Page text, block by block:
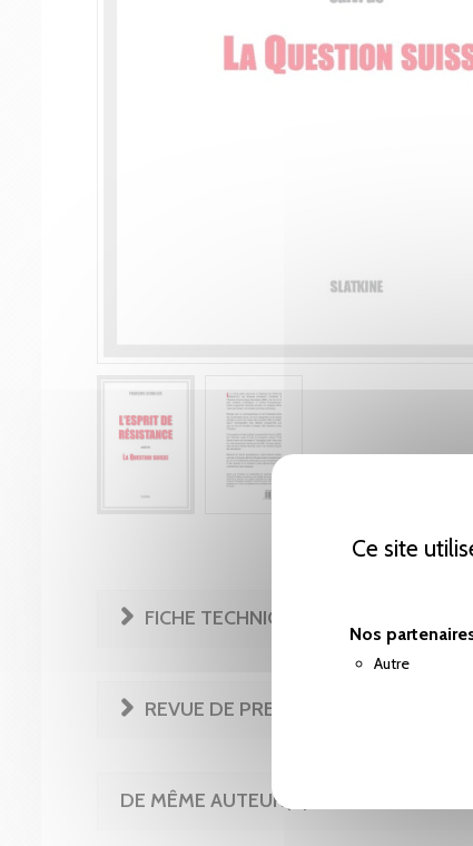
Ce site
Nos
Autre
FICHE TECHNIQUE
REVUE DE PRESSE
DE MÊME AUTEUR(E)